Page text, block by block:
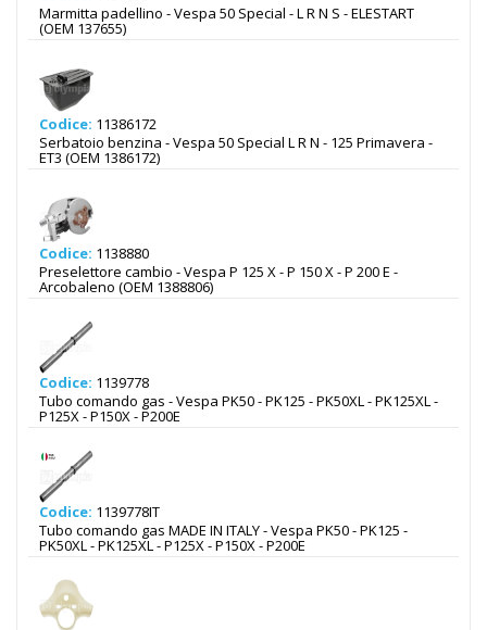
Marmitta padellino - Vespa 50 Special - L R N S - ELESTART
(OEM 137655)
Codice: 11386172
Serbatoio benzina - Vespa 50 Special L R N - 125 Primavera -
ET3 (OEM 1386172)
Codice: 1138880
Preselettore cambio - Vespa P 125 X - P 150 X - P 200 E -
Arcobaleno (OEM 1388806)
Codice: 1139778
Tubo comando gas - Vespa PK50 - PK125 - PK50XL - PK125XL -
P125X - P150X - P200E
Codice: 1139778IT
Tubo comando gas MADE IN ITALY - Vespa PK50 - PK125 -
PK50XL - PK125XL - P125X - P150X - P200E